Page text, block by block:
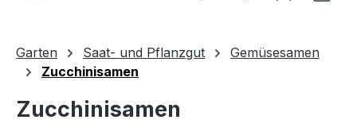
Garten Saat- und Pflanzgut
Gemüsesamen
Zucchinisamen
Zucchinisamen